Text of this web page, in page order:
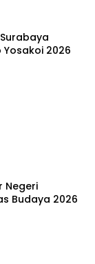
Yosakoi 2026
Negeri
Budaya 2026